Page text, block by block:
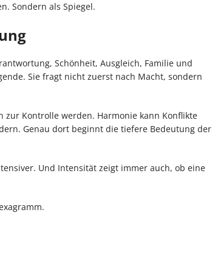
Sondern als Spiegel.
Schönheit, Ausgleich, Familie und
Sie fragt nicht zuerst nach Macht, sondern
zur Kontrolle werden. Harmonie kann Konflikte
Genau dort beginnt die tiefere Bedeutung der
Und Intensität zeigt immer auch, ob eine